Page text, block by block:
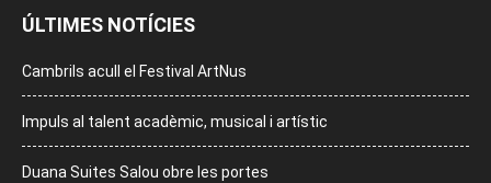
ÚLTIMES NOTÍCIES
Cambrils acull el Festival ArtNus
Impuls al talent acadèmic, musical i artístic
Duana Suites Salou obre les portes